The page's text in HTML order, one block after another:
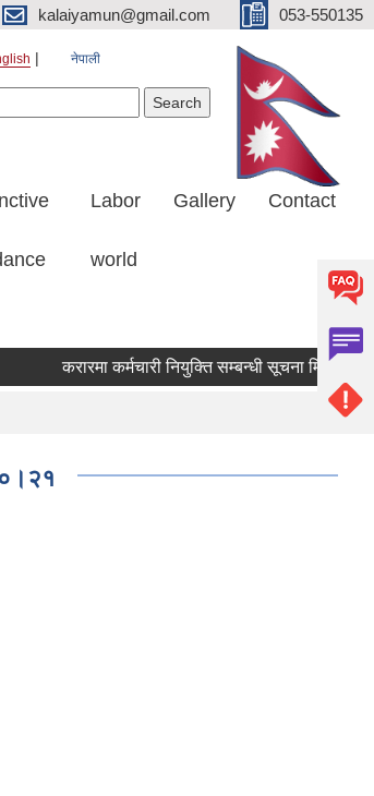
kalaiyamun@gmail.com 053-550135
नेपाली
Labor
world
Gallery Contact
करारमा कर्मचारी नियुक्ति सम्बन्धी सूचना मितिः